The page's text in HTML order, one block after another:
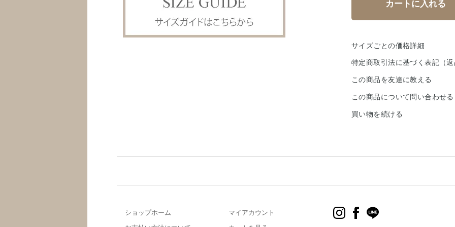
サイズごとの価格詳細
特定商取引法に基づく表記（
この商品を友達に教える
この商品について問い合わせる
買い物を続ける
ショップホーム マイアカウント